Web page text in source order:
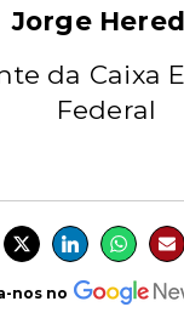
Jorge
da Caixa
Federal
nos no